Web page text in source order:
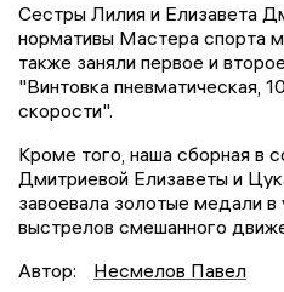
Сестры Лилия и Елизавета
нормативы Мастера спорта
также заняли первое и
"Винтовка пневматическая,
скорости".
Кроме того, наша сборная в
Дмитриевой Елизаветы и
завоевала золотые медали
выстрелов смешанного
Автор:
Несмелов Павел